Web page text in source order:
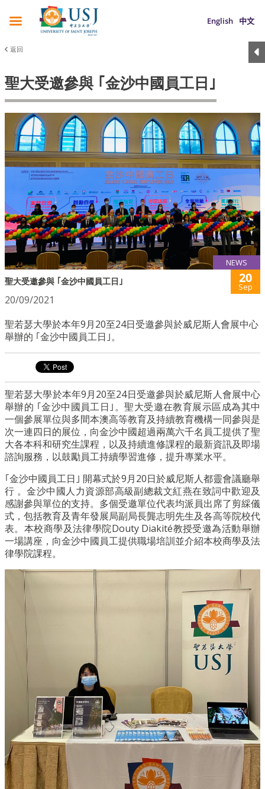
English 中文
返回
聖大受邀參與 ｢金沙中國員工日｣
NEWS
聖大受邀參與 ｢金沙中國員工日｣ 20
Sep
20/09/2021
聖若瑟大學於本年9月20至24日受邀參與於威尼斯人會展中心
舉辦的 ｢金沙中國員工日｣。
聖若瑟大學於本年9月20至24日受邀參與於威尼斯人會展中心
舉辦的 ｢金沙中國員工日｣。聖大受邀在教育展示區成為其中
一個參展單位與多間本澳高等教育及持續教育機構一同參與是
次一連四日的展位，向金沙中國超過兩萬六千名 員工提供了聖
大各本科和研究生課程， 以及持續進修課程的最新資訊及即場
諮詢服務，以鼓勵員工持續學習進修，提升專業水平。
｢金沙中國員工日｣ 開幕式於9月20日於威尼斯人都靈會議廳舉
行 。金沙中國人力資源部高級副總裁文紅燕在致詞中歡迎及
感謝參與單位的支持。多個受邀單位代表均派員出席了剪綵儀
式，包括教育及青年發展局副局長龔志明先生及各高等院校代
表。本校商學及法律學院Douty Diakité教授受邀為活動舉辦
一場講座，向金沙中國員工提供職場培訓並介紹本校商學及法
律學院課程。